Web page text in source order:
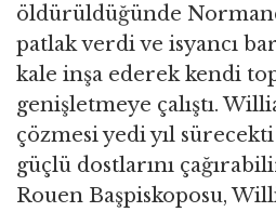
öldürüldüğünde
patlak verdi ve isyancı
kale inşa ederek kendi
genişletmeye çalıştı.
çözmesi yedi yıl
güçlü dostlarını
Rouen Başpiskoposu,